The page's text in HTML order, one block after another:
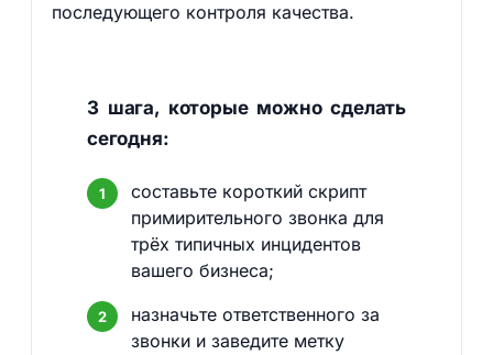
последующего контроля качества.
3 шага, которые можно сделать
сегодня:
составьте короткий скрипт
примирительного звонка для
трёх типичных инцидентов
вашего бизнеса;
назначьте ответственного за
звонки и заведите метку